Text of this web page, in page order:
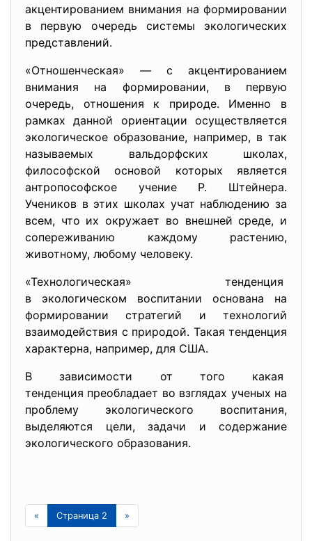
акцентированием внимания на формировании
в первую очередь системы экологических
представлений.
«Отношенческая» — с акцентированием
внимания на формировании, в первую
очередь, отношения к природе. Именно в
рамках данной ориентации осуществляется
экологическое образование, например, в так
называемых вальдорфских школах,
философской основой которых является
антропософское учение Р. Штейнера.
Учеников в этих школах учат наблюдению за
всем, что их окружает во внешней среде, и
сопереживанию каждому растению,
животному, любому человеку.
«Технологическая» тенденция
в экологическом воспитании основана на
формировании стратегий и технологий
взаимодействия с природой. Такая тенденция
характерна, например, для США.
В зависимости от того какая
тенденция преобладает во взглядах ученых на
проблему экологического воспитания,
выделяются цели, задачи и содержание
экологического образования.
« Страница 2 »